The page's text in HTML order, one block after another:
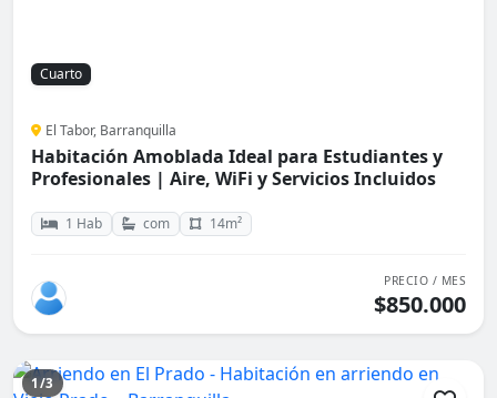
Cuarto
El Tabor, Barranquilla
Habitación Amoblada Ideal para Estudiantes y
Profesionales | Aire, WiFi y Servicios Incluidos
1 Hab com 14m²
PRECIO / MES
$850.000
1/3